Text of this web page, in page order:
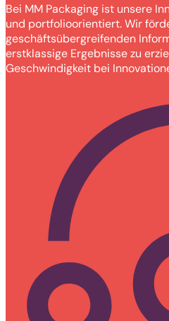
Bei MM Packaging ist unsere
und portfolioorientiert. Wir
geschäftsübergreifenden
erstklassige Ergebnisse zu
Geschwindigkeit bei